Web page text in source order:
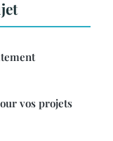
vos projets